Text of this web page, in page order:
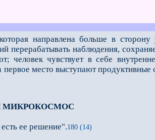
направлена больше в сторону
наблюдения,
человек чувствует в себе
место выступают продуктивные
МИКРОКОСМОС
ее решение".180 (14)